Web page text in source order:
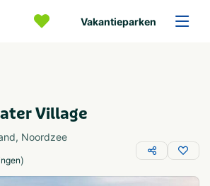
Vakantieparken
Village
, Noordzee
)